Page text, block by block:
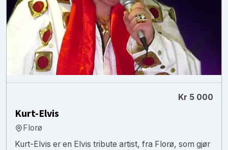
Kr 5 000
Kurt-Elvis
Florø
Kurt-Elvis er en Elvis tribute artist, fra Florø, som gjør